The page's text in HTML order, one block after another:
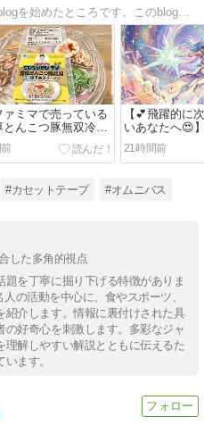
こんにちは、YANO-Tです。blogを始めたところです。このblogをおだてながら、いろいろな人たちに気軽に寄っていただける、そんなblogを目指して進化中!!
ァミマで売っている
とんこつ豚無双冷製
双ラーメン』の再現
チャ旨い😋】料理研
ュウジさんが『濃厚
つ豚無双冷製濃厚無
メン』をレビュー、
【💕飛躍的に
いあなたへ😍
ｲｻﾞｰの 並木良
家の 本田健 さ
いるだけで周
ョン 4選』を
21時間前
#カセットテープ #オムニバス
した多角的視点
を丁寧に掘り下げる特徴がありま
の活動を中心に、食やスポーツ、
紹介します。情報に裏付けされた具
好奇心を刺激します。多彩なジャ
理解しやすい解説とともに伝えるた
ます。